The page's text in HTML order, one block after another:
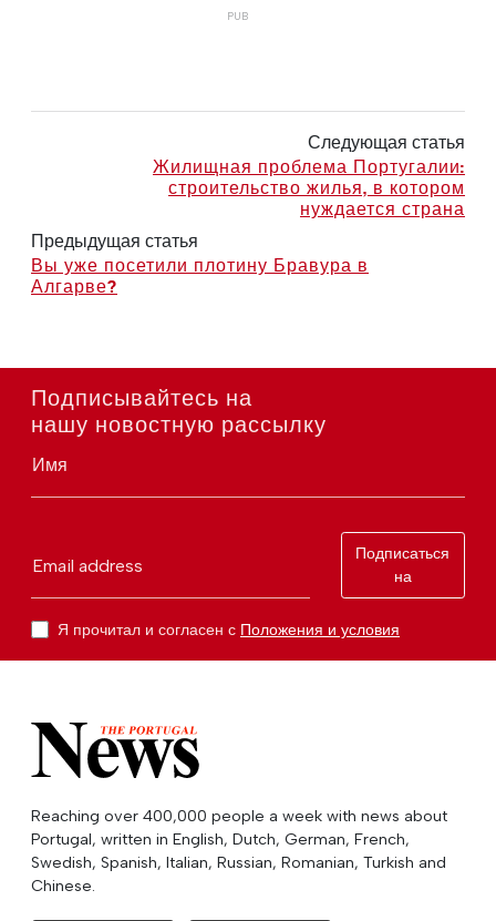
Следующая статья
Жилищная проблема Португалии:
строительство жилья, в котором
нуждается страна
Предыдущая статья
Вы уже посетили плотину Бравура в
Алгарве?
Подписывайтесь на
нашу новостную рассылку
Имя
Email address
Подписаться
на
Я прочитал и согласен с Положения и условия
Reaching over 400,000 people a week with news about
Portugal, written in English, Dutch, German, French,
Swedish, Spanish, Italian, Russian, Romanian, Turkish and
Chinese.